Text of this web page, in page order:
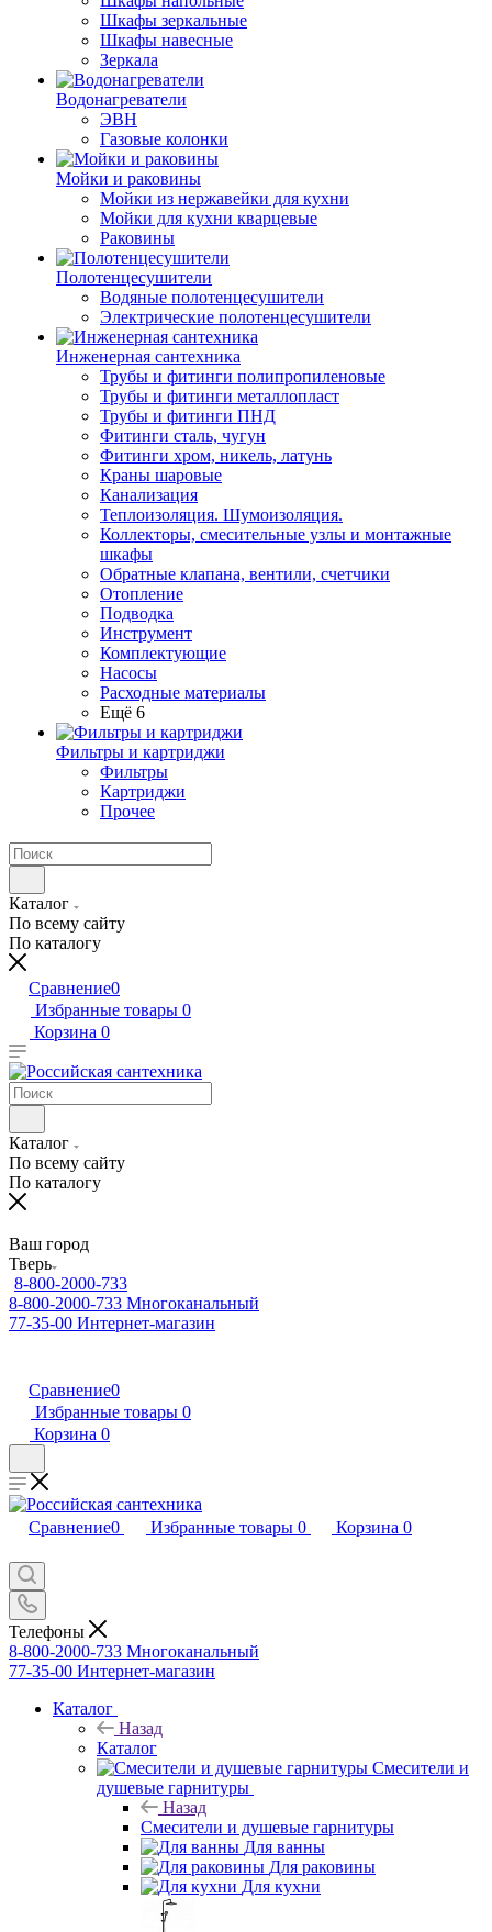
Шкафы зеркальные
Шкафы навесные
Зеркала
Водонагреватели
ЭВН
Газовые колонки
Мойки и раковины
Мойки из нержавейки для кухни
Мойки для кухни кварцевые
Раковины
Полотенцесушители
Водяные полотенцесушители
Электрические полотенцесушители
Инженерная сантехника
Трубы и фитинги полипропиленовые
Трубы и фитинги металлопласт
Трубы и фитинги ПНД
Фитинги сталь, чугун
Фитинги хром, никель, латунь
Краны шаровые
Канализация
Теплоизоляция. Шумоизоляция.
Коллекторы, смесительные узлы и монтажные
шкафы
Обратные клапана, вентили, счетчики
Отопление
Подводка
Инструмент
Комплектующие
Насосы
Расходные материалы
Ещё 6
Фильтры и картриджи
Фильтры
Картриджи
Прочее
Каталог
По всему сайту
По каталогу
Сравнение0
Избранные товары 0
Корзина 0
Каталог
По всему сайту
По каталогу
Ваш город
Тверь
8-800-2000-733
8-800-2000-733 Многоканальный
77-35-00 Интернет-магазин
Сравнение0
Избранные товары 0
Корзина 0
Сравнение0 Избранные товары 0 Корзина 0
Телефоны
8-800-2000-733 Многоканальный
77-35-00 Интернет-магазин
Каталог
Назад
Каталог
Смесители и
душевые гарнитуры
Назад
Смесители и душевые гарнитуры
Для ванны
Для раковины
Для кухни